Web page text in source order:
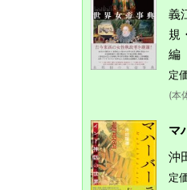
義
規
編
定
(本
マ
沖
定